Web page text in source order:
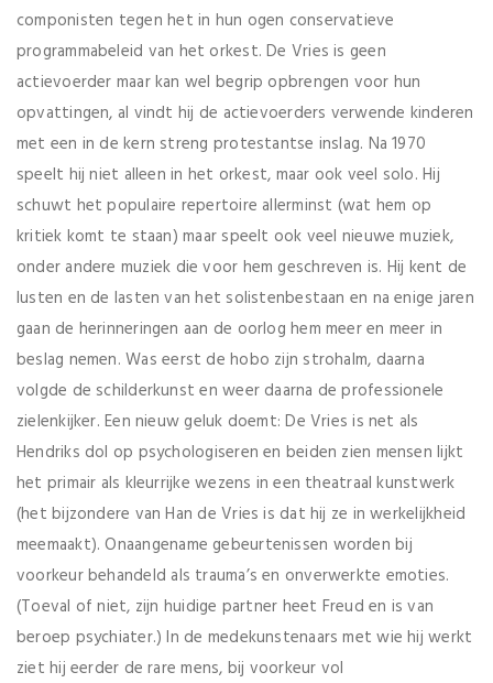
componisten tegen het in hun ogen conservatieve
programmabeleid van het orkest. De Vries is geen
actievoerder maar kan wel begrip opbrengen voor hun
opvattingen, al vindt hij de actievoerders verwende kinderen
met een in de kern streng protestantse inslag. Na 1970
speelt hij niet alleen in het orkest, maar ook veel solo. Hij
schuwt het populaire repertoire allerminst (wat hem op
kritiek komt te staan) maar speelt ook veel nieuwe muziek,
onder andere muziek die voor hem geschreven is. Hij kent de
lusten en de lasten van het solistenbestaan en na enige jaren
gaan de herinneringen aan de oorlog hem meer en meer in
beslag nemen. Was eerst de hobo zijn strohalm, daarna
volgde de schilderkunst en weer daarna de professionele
zielenkijker. Een nieuw geluk doemt: De Vries is net als
Hendriks dol op psychologiseren en beiden zien mensen lijkt
het primair als kleurrijke wezens in een theatraal kunstwerk
(het bijzondere van Han de Vries is dat hij ze in werkelijkheid
meemaakt). Onaangename gebeurtenissen worden bij
voorkeur behandeld als trauma’s en onverwerkte emoties.
(Toeval of niet, zijn huidige partner heet Freud en is van
beroep psychiater.) In de medekunstenaars met wie hij werkt
ziet hij eerder de rare mens, bij voorkeur vol